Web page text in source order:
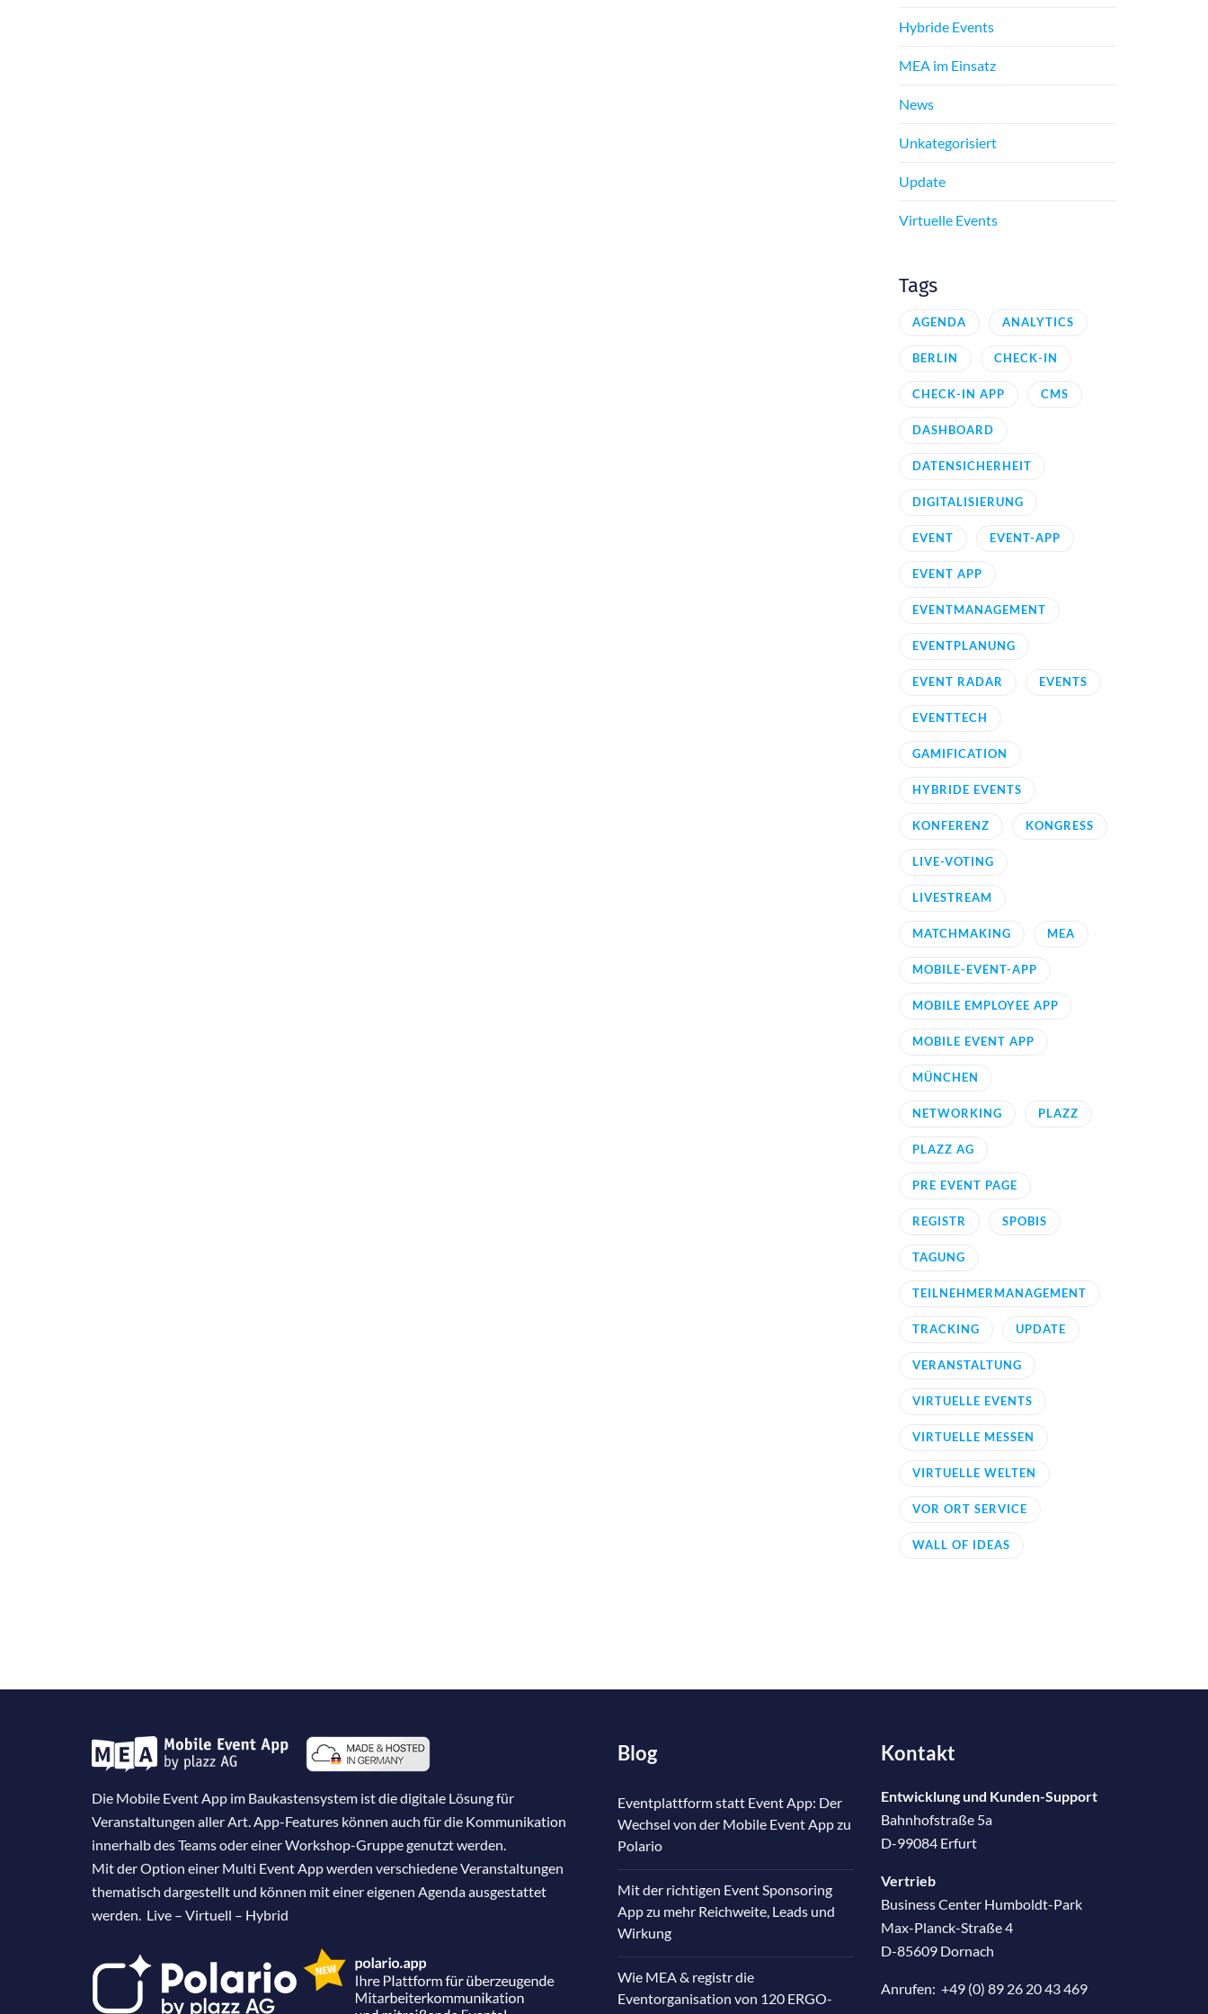
Hybride Events
MEA im Einsatz
News
Unkategorisiert
Update
Virtuelle Events
Tags
AGENDA ANALYTICS
BERLIN CHECK-IN
CHECK-IN APP CMS
DASHBOARD
DATENSICHERHEIT
DIGITALISIERUNG
EVENT EVENT-APP
EVENT APP
EVENTMANAGEMENT
EVENTPLANUNG
EVENT RADAR EVENTS
EVENTTECH
GAMIFICATION
HYBRIDE EVENTS
KONFERENZ KONGRESS
LIVE-VOTING
LIVESTREAM
MATCHMAKING MEA
MOBILE-EVENT-APP
MOBILE EMPLOYEE APP
MOBILE EVENT APP
MÜNCHEN
NETWORKING PLAZZ
PLAZZ AG
PRE EVENT PAGE
REGISTR SPOBIS
TAGUNG
TEILNEHMERMANAGEMENT
TRACKING UPDATE
VERANSTALTUNG
VIRTUELLE EVENTS
VIRTUELLE MESSEN
VIRTUELLE WELTEN
VOR ORT SERVICE
WALL OF IDEAS
Die Mobile Event App im Baukastensystem ist die digitale Lösung für
Veranstaltungen aller Art. App-Features können auch für die Kommunikation
innerhalb des Teams oder einer Workshop-Gruppe genutzt werden.
Mit der Option einer Multi Event App werden verschiedene Veranstaltungen
thematisch dargestellt und können mit einer eigenen Agenda ausgestattet
werden. Live – Virtuell – Hybrid
Blog
Eventplattform statt Event App: Der
Wechsel von der Mobile Event App zu
Polario
Mit der richtigen Event Sponsoring
App zu mehr Reichweite, Leads und
Wirkung
Wie MEA & registr die
Eventorganisation von 120 ERGO-
Kontakt
Entwicklung und Kunden-Support
Bahnhofstraße 5a
D-99084 Erfurt
Vertrieb
Business Center Humboldt-Park
Max-Planck-Straße 4
D-85609 Dornach
Anrufen: +49 (0) 89 26 20 43 469